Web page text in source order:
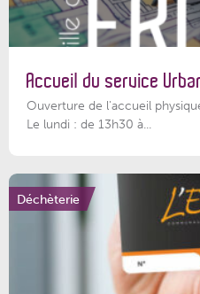
Accueil du service
Ouverture de l'accueil
Le lundi : de 13h30 à...
Déchèterie